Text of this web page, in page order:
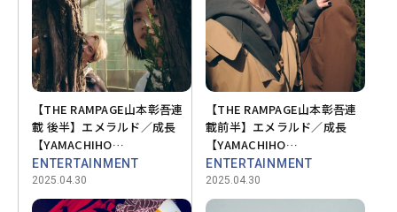
【THE RAMPAGE山本彰吾連
載 後半】エメラルド／成長
【YAMACHIHO
STONEHENGE💎vol.05】
【THE RAMPAGE山本彰吾連
載前半】エメラルド／成長
【YAMACHIHO
STONEHENGE💎vol.05】
ENTERTAINMENT
2025.04.30
ENTERTAINMENT
2025.04.30